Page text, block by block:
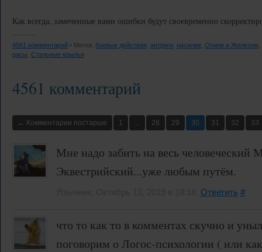
Как всегда, замеченные вами ошибки будут своевременно
4561 комментарий • Метки: боевые действия интриги насилие Огнем и Железом
расы Стальные крылья
4561 комментарий
← Комментарии постарше 1 28 29 30 31 32 33
Мне надо забить на весь человеческий
Эквестрийский...уже любым путём.
Ответить #
что то как то в комментах скучно и
поговорим о Логос-психологии ( или